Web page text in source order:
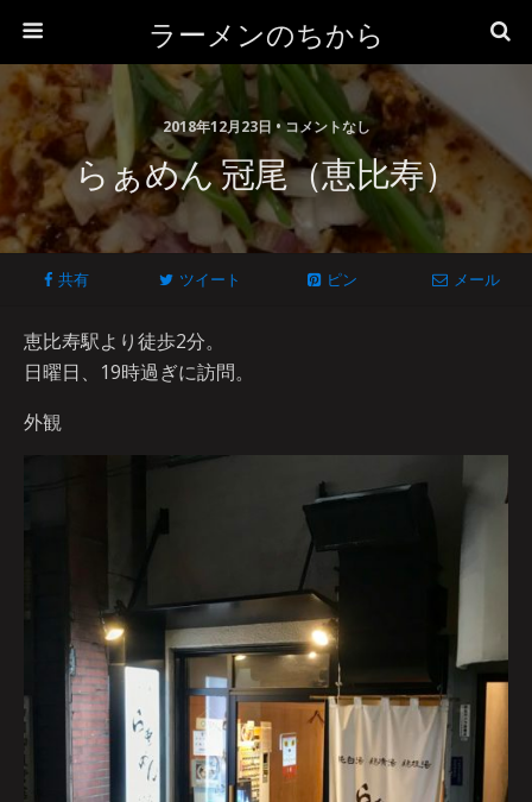
ラーメンのちから
2018年12月23日 • コメントなし
らぁめん 冠尾（恵比寿）
共有 ツイート ピン メール
恵比寿駅より徒歩2分。
日曜日、19時過ぎに訪問。
外観